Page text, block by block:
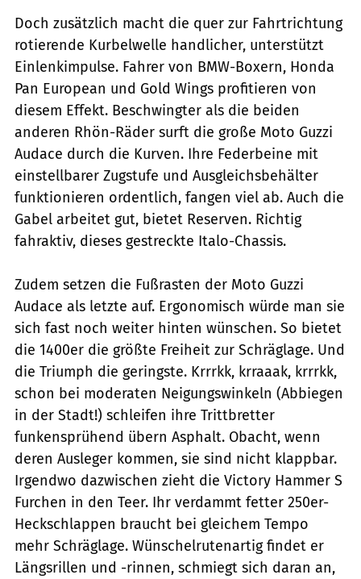
Doch zusätzlich macht die quer zur Fahrtrichtung
rotierende Kurbelwelle handlicher, unterstützt
Einlenkimpulse. Fahrer von BMW-Boxern, Honda
Pan European und Gold Wings profitieren von
diesem Effekt. Beschwingter als die beiden
anderen Rhön-Räder surft die große Moto Guzzi
Audace durch die Kurven. Ihre Federbeine mit
einstellbarer Zugstufe und Ausgleichsbehälter
funktionieren ordentlich, fangen viel ab. Auch die
Gabel arbeitet gut, bietet Reserven. Richtig
fahraktiv, dieses gestreckte Italo-Chassis.
Zudem setzen die Fußrasten der Moto Guzzi
Audace als letzte auf. Ergonomisch würde man sie
sich fast noch weiter hinten wünschen. So bietet
die 1400er die größte Freiheit zur Schräglage. Und
die Triumph die geringste. Krrrkk, krraaak, krrrkk,
schon bei moderaten Neigungswinkeln (Abbiegen
in der Stadt!) schleifen ihre Trittbretter
funkensprühend übern Asphalt. Obacht, wenn
deren Ausleger kommen, sie sind nicht klappbar.
Irgendwo dazwischen zieht die Victory Hammer S
Furchen in den Teer. Ihr verdammt fetter 250er-
Heckschlappen braucht bei gleichem Tempo
mehr Schräglage. Wünschel­rutenartig findet er
Längsrillen und -rinnen, schmiegt sich daran an,